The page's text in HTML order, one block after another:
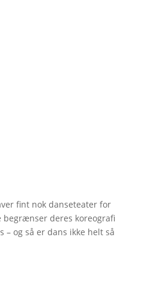
fint nok danseteater for
deres koreografi
og så er dans ikke helt så